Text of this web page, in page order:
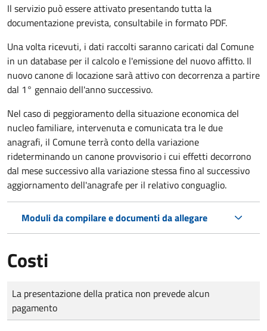
Il servizio può essere attivato presentando tutta la
documentazione prevista, consultabile in formato PDF.
Una volta ricevuti, i dati raccolti saranno caricati dal Comune
in un database per il calcolo e l'emissione del nuovo affitto. Il
nuovo canone di locazione sarà attivo con decorrenza a partire
dal 1° gennaio dell'anno successivo.
Nel caso di peggioramento della situazione economica del
nucleo familiare, intervenuta e comunicata tra le due
anagrafi, il Comune terrà conto della variazione
rideterminando un canone provvisorio i cui effetti decorrono
dal mese successivo alla variazione stessa fino al successivo
aggiornamento dell'anagrafe per il relativo conguaglio.
Moduli da compilare e documenti da allegare
Costi
Tipo di pagamento
Importo
La presentazione della pratica non prevede alcun
pagamento